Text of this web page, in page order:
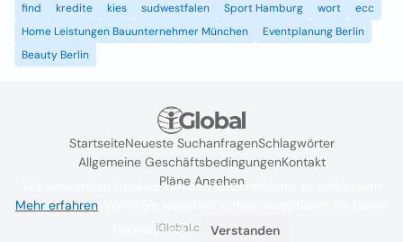
find kredite kies sudwestfalen Sport Hamburg wort
ecc
Home Leistungen Bauunternehmer München
Eventplanung Berlin
Beauty Berlin
StartseiteNeueste SuchanfragenSchlagwörter
Allgemeine GeschäftsbedingungenKontakt
Pläne Ansehen
iGlobal.co @ 2024
Wir verwenden Cookies, um das Nutzererlebnis zu verbessern
Mehr erfahren
Verwendung.
Verstanden